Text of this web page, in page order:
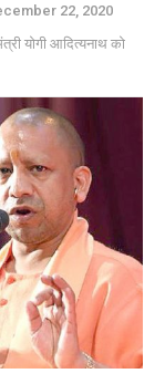
22, 2020
योगी आदित्यनाथ को